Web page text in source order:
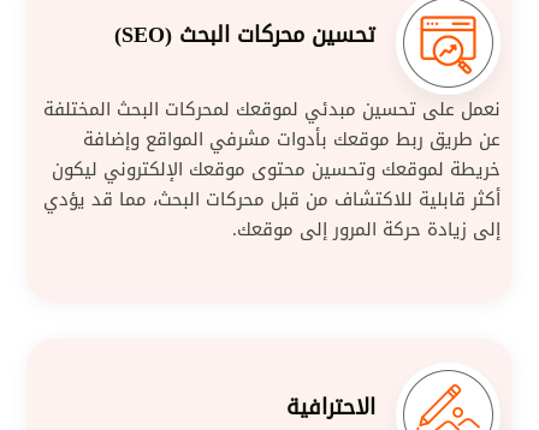
تحسين محركات البحث (SEO)
نعمل على تحسين مبدئي لموقعك لمحركات البحث المختلفة
عن طريق ربط موقعك بأدوات مشرفي المواقع وإضافة
خريطة لموقعك وتحسين محتوى موقعك الإلكتروني ليكون
أكثر قابلية للاكتشاف من قبل محركات البحث، مما قد يؤدي
إلى زيادة حركة المرور إلى موقعك.
الاحترافية